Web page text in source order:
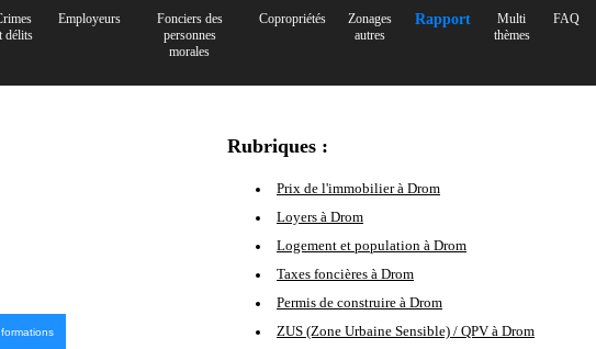
délits
Employeurs
Fonciers des
personnes
morales
Copropriétés
Zonages
autres
Rapport
Multi
thèmes
FAQ
Rubriques :
Prix de l'immobilier à Drom
Loyers à Drom
Logement et population à Drom
Taxes foncières à Drom
Permis de construire à Drom
ZUS (Zone Urbaine Sensible) / QPV à Drom